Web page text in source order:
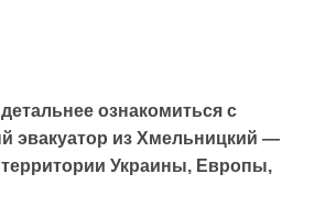
ознакомиться с
эвакуатор из Хмельницкий —
Украины, Европы,